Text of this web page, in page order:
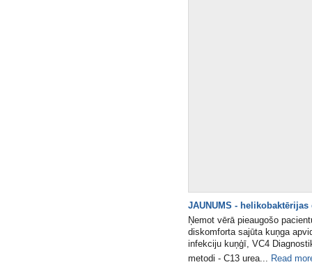
JAUNUMS -
Ņemot vērā pieaugošo
diskomforta sajūta kuņga
infekciju kuņģī, VC4
metodi - C13 urea...
Read